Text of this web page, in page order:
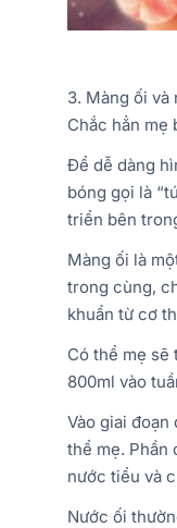
3. Màng ối và
Chắc hẳn mẹ
Để dễ dàng
bóng gọi là
triển bên
Màng ối là
trong cùng,
khuẩn từ cơ
Có thể mẹ sẽ
800ml vào
Vào giai
thể mẹ. Phần
nước tiểu và
Nước ối